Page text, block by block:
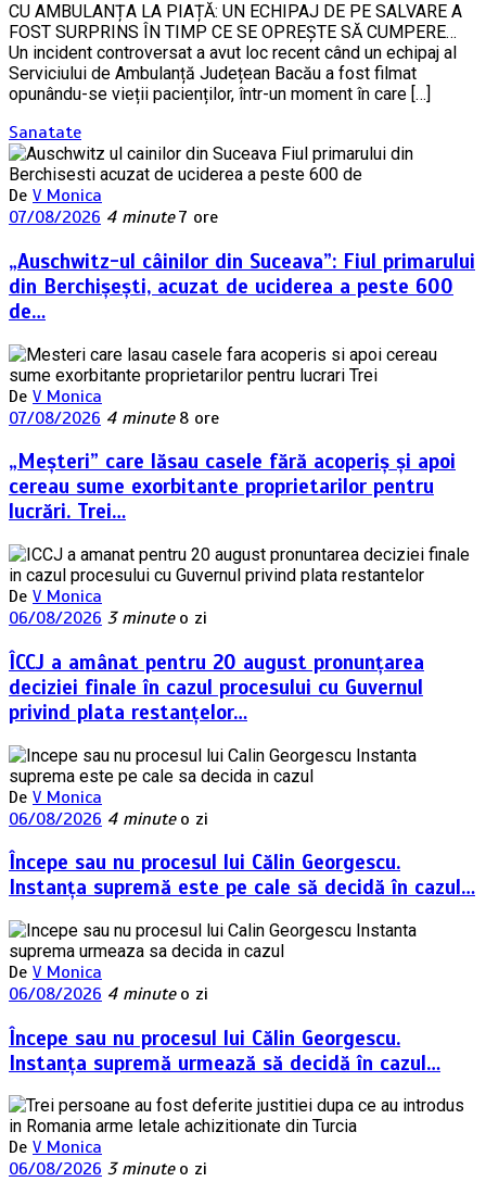
CU AMBULANȚA LA PIAȚĂ: UN ECHIPAJ DE PE SALVARE A
FOST SURPRINS ÎN TIMP CE SE OPREȘTE SĂ CUMPERE…
Un incident controversat a avut loc recent când un echipaj al
Serviciului de Ambulanță Județean Bacău a fost filmat
opunându-se vieții pacienților, într-un moment în care […]
Sanatate
De V Monica
07/08/2026 4 minute 7 ore
„Auschwitz-ul câinilor din Suceava”: Fiul primarului
din Berchișești, acuzat de uciderea a peste 600
de…
De V Monica
07/08/2026 4 minute 8 ore
„Meșteri” care lăsau casele fără acoperiș și apoi
cereau sume exorbitante proprietarilor pentru
lucrări. Trei…
De V Monica
06/08/2026 3 minute o zi
ÎCCJ a amânat pentru 20 august pronunțarea
deciziei finale în cazul procesului cu Guvernul
privind plata restanțelor…
De V Monica
06/08/2026 4 minute o zi
Începe sau nu procesul lui Călin Georgescu.
Instanța supremă este pe cale să decidă în cazul…
De V Monica
06/08/2026 4 minute o zi
Începe sau nu procesul lui Călin Georgescu.
Instanța supremă urmează să decidă în cazul…
De V Monica
06/08/2026 3 minute o zi